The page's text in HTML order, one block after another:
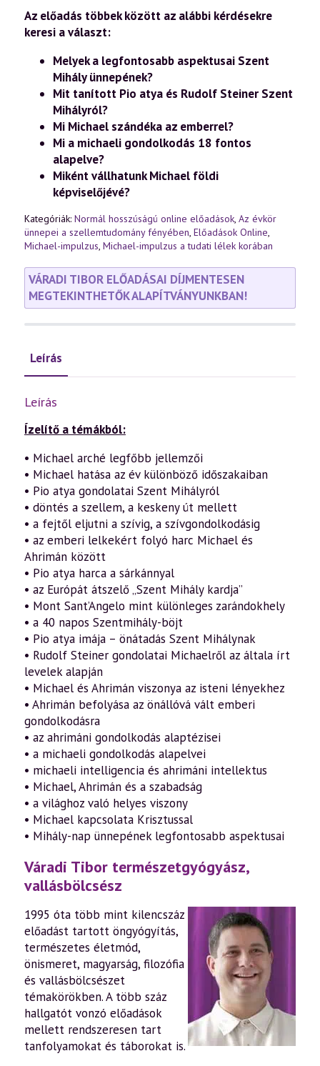
a
tudati
lélek
Mihály
ünnepe
szellemtudomány
fényében
(26.
(2024.09.27.)
mennyiség
Az előadás többek között az alábbi kérdésekre
keresi a választ:
Melyek a legfontosabb aspektusai Szent
Mihály ünnepének?
Mit tanított Pio atya és Rudolf Steiner Szent
Mihályról?
Mi Michael szándéka az emberrel?
Mi a michaeli gondolkodás 18 fontos
alapelve?
Miként vállhatunk Michael földi
képviselőjévé?
Kategóriák: Normál hosszúságú online előadások, Az évkör
ünnepei a szellemtudomány fényében, Előadások Online,
Michael-impulzus, Michael-impulzus a tudati lélek korában
VÁRADI TIBOR ELŐADÁSAI DÍJMENTESEN
MEGTEKINTHETŐK ALAPÍTVÁNYUNKBAN!
Leírás
Leírás
Ízelítő a témákból:
• Michael arché legfőbb jellemzői
• Michael hatása az év különböző időszakaiban
• Pio atya gondolatai Szent Mihályról
• döntés a szellem, a keskeny út mellett
• a fejtől eljutni a szívig, a szívgondolkodásig
• az emberi lelkekért folyó harc Michael és
Ahrimán között
• Pio atya harca a sárkánnyal
• az Európát átszelő „Szent Mihály kardja”
• Mont Sant’Angelo mint különleges zarándokhely
• a 40 napos Szentmihály-böjt
• Pio atya imája – önátadás Szent Mihálynak
• Rudolf Steiner gondolatai Michaelről az általa írt
levelek alapján
• Michael és Ahrimán viszonya az isteni lényekhez
• Ahrimán befolyása az önállóvá vált emberi
gondolkodásra
• az ahrimáni gondolkodás alaptézisei
• a michaeli gondolkodás alapelvei
• michaeli intelligencia és ahrimáni intellektus
• Michael, Ahrimán és a szabadság
• a világhoz való helyes viszony
• Michael kapcsolata Krisztussal
• Mihály-nap ünnepének legfontosabb aspektusai
Váradi Tibor természetgyógyász,
vallásbölcsész
1995 óta több mint kilencszáz
előadást tartott öngyógyítás,
természetes életmód,
önismeret, magyarság, filozófia
és vallásbölcsészet
témakörökben. A több száz
hallgatót vonzó előadások
mellett rendszeresen tart
tanfolyamokat és táborokat is.